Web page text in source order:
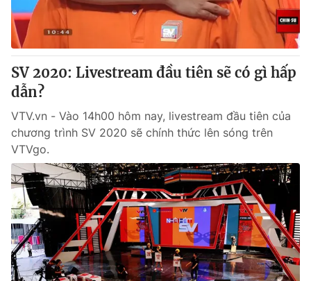
Tư vấn
Chuyên mục khác
Emagazine Podcast
Photo
Video Shorts video
VTV Money VTV Thể thao
VTV Sức khoẻ Bất động sản
Thị trường 24h Tấm lòng Việt
SV 2020: Livestream đầu tiên sẽ có gì hấp
dẫn?
VTV.vn - Vào 14h00 hôm nay, livestream đầu tiên của
chương trình SV 2020 sẽ chính thức lên sóng trên
VTVgo.